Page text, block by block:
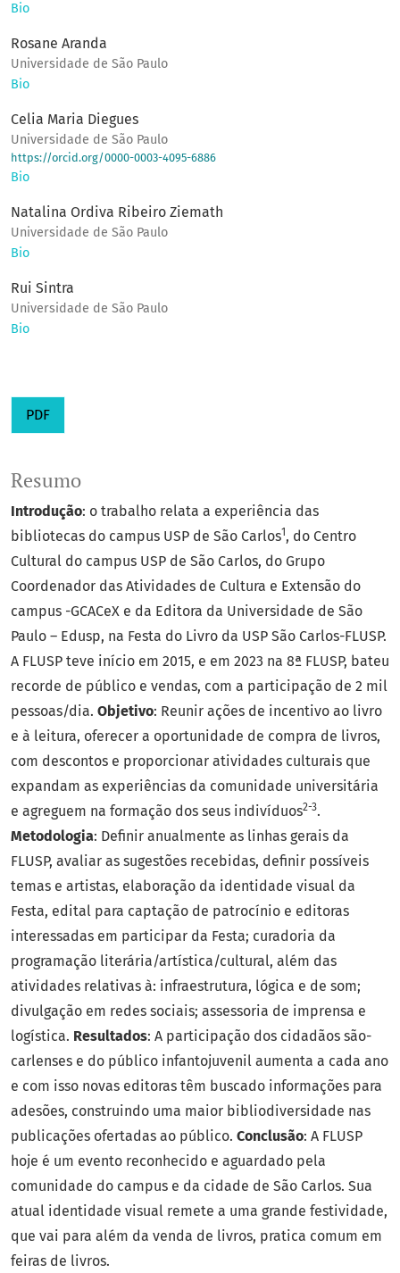
Bio
Rosane Aranda
Universidade de São Paulo
Bio
Celia Maria Diegues
Universidade de São Paulo
https://orcid.org/0000-0003-4095-6886
Bio
Natalina Ordiva Ribeiro Ziemath
Universidade de São Paulo
Bio
Rui Sintra
Universidade de São Paulo
Bio
PDF
Resumo
Introdução: o trabalho relata a experiência das
bibliotecas do campus USP de São Carlos1, do Centro
Cultural do campus USP de São Carlos, do Grupo
Coordenador das Atividades de Cultura e Extensão do
campus -GCACeX e da Editora da Universidade de São
Paulo – Edusp, na Festa do Livro da USP São Carlos-FLUSP.
A FLUSP teve início em 2015, e em 2023 na 8ª FLUSP, bateu
recorde de público e vendas, com a participação de 2 mil
pessoas/dia. Objetivo: Reunir ações de incentivo ao livro
e à leitura, oferecer a oportunidade de compra de livros,
com descontos e proporcionar atividades culturais que
expandam as experiências da comunidade universitária
e agreguem na formação dos seus indivíduos2-3.
Metodologia: Definir anualmente as linhas gerais da
FLUSP, avaliar as sugestões recebidas, definir possíveis
temas e artistas, elaboração da identidade visual da
Festa, edital para captação de patrocínio e editoras
interessadas em participar da Festa; curadoria da
programação literária/artística/cultural, além das
atividades relativas à: infraestrutura, lógica e de som;
divulgação em redes sociais; assessoria de imprensa e
logística. Resultados: A participação dos cidadãos são-
carlenses e do público infantojuvenil aumenta a cada ano
e com isso novas editoras têm buscado informações para
adesões, construindo uma maior bibliodiversidade nas
publicações ofertadas ao público. Conclusão: A FLUSP
hoje é um evento reconhecido e aguardado pela
comunidade do campus e da cidade de São Carlos. Sua
atual identidade visual remete a uma grande festividade,
que vai para além da venda de livros, pratica comum em
feiras de livros.